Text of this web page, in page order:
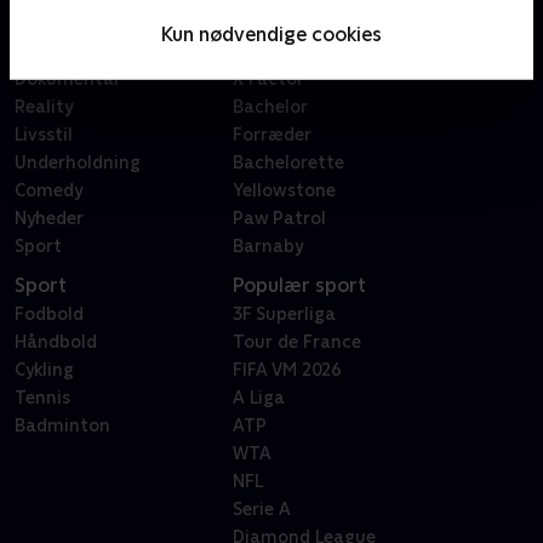
Kun nødvendige cookies
Dokumentar
Reality
Livsstil
Underholdning
Comedy
Nyheder
Sport
Badehotellet
Sygeplejeskolen
X Factor
Bachelor
Forræder
Bachelorette
Yellowstone
Paw Patrol
Barnaby
Sport
Fodbold
Håndbold
Cykling
Tennis
Badminton
Populær sport
3F Superliga
Tour de France
FIFA VM 2026
A Liga
ATP
WTA
NFL
Serie A
Diamond League